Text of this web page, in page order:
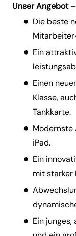
Unser Angebot
Die beste
Ein
Einen
Klasse,
Tankkarte.
iPad.
Ein
mit starker
Ein